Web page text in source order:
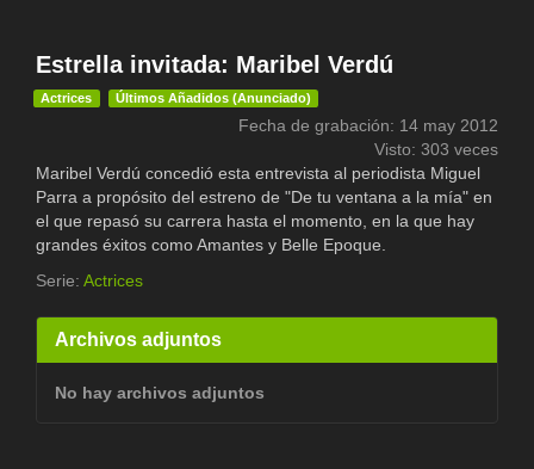
Estrella invitada: Maribel Verdú
Actrices Últimos Añadidos (Anunciado)
Fecha de grabación: 14 may 2012
Visto: 303 veces
Maribel Verdú concedió esta entrevista al periodista Miguel
Parra a propósito del estreno de "De tu ventana a la mía" en
el que repasó su carrera hasta el momento, en la que hay
grandes éxitos como Amantes y Belle Epoque.
Serie: Actrices
Archivos adjuntos
No hay archivos adjuntos